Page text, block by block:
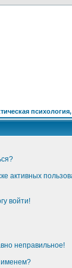
активных
войти!
неправильное!
именем?